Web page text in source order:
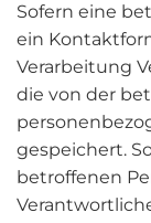
Sofern eine
ein
Verarbeitung
die von der
gespeichert.
betroffenen